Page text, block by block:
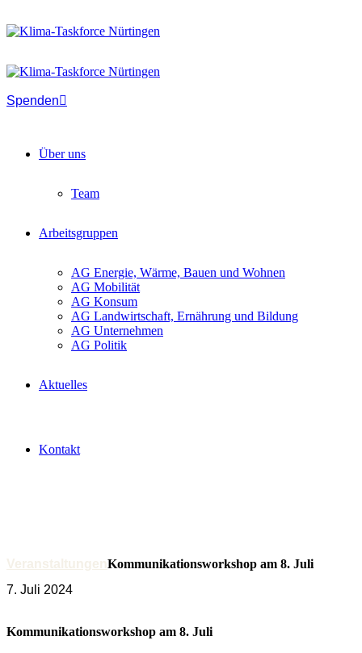
Spenden
Über uns
Team
Arbeitsgruppen
AG Energie, Wärme, Bauen und Wohnen
AG Mobilität
AG Konsum
AG Landwirtschaft, Ernährung und Bildung
AG Unternehmen
AG Politik
Aktuelles
Kontakt
VeranstaltungenKommunikationsworkshop am 8. Juli
7. Juli 2024
Kommunikationsworkshop am 8. Juli